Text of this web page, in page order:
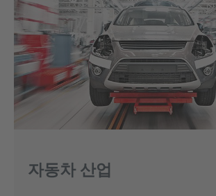
자동차 산업